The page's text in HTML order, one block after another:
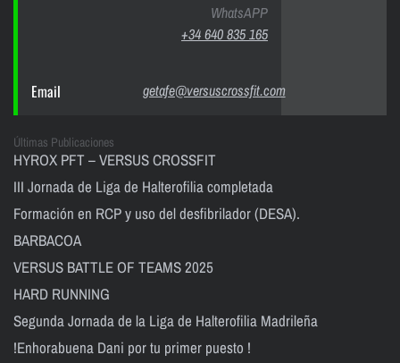
WhatsAPP
+34 640 835 165
Email getafe@versuscrossfit.com
Últimas Publicaciones
HYROX PFT – VERSUS CROSSFIT
III Jornada de Liga de Halterofilia completada
Formación en RCP y uso del desfibrilador (DESA).
BARBACOA
VERSUS BATTLE OF TEAMS 2025
HARD RUNNING
Segunda Jornada de la Liga de Halterofilia Madrileña
!Enhorabuena Dani por tu primer puesto !